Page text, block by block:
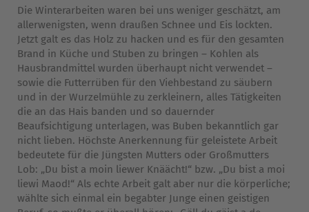
Die Winterarbeiten waren bei uns weniger geschätzt, am
allerwenigsten, wenn draußen Schnee und Eis lockten.
Jetzt galt es das Holz zu hacken und es für den gesamten
Brand in Küche und Stuben zu bringen – Kohlen als
Hausbrandmittel wurden überhaupt nicht verwendet –
sowie die Futterrüben für den Viehbestand zu säubern
und in der Wurzelmühle zu zerkleinern, alles Tätigkeiten
die an das Hais banden und so dauernder
Beaufsichtigung unterlagen, was Buben bekanntlich gar
nicht lieben. Höchste Anerkennung für geleistete Arbeit
bedeutete für die Jüngsten Mutters oder Großmutters
Lob: „Du bist a moin liewer Knäächt!“ bzw. „Du bist a moi
liewi Maod!“ Als echte Arbeit galt aber nur die körperliche;
wählte sich einmal ein begabter Junge einen geistigen